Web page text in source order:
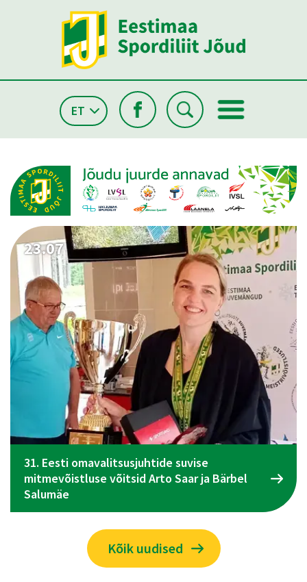
ET
26.05
Spordiliidu Jõud üldkogu koosolek toimub
Kõik uudised